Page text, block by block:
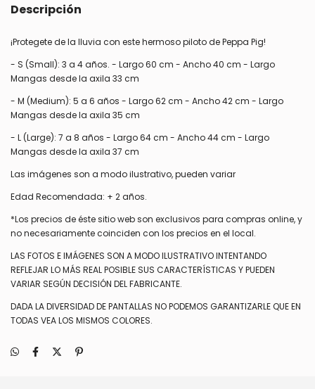
Descripción
¡Protegete de la lluvia con este hermoso piloto de Peppa Pig!
- S (Small): 3 a 4 años. - Largo 60 cm - Ancho 40 cm - Largo
Mangas desde la axila 33 cm
- M (Medium): 5 a 6 años - Largo 62 cm - Ancho 42 cm - Largo
Mangas desde la axila 35 cm
- L (Large): 7 a 8 años - Largo 64 cm - Ancho 44 cm - Largo
Mangas desde la axila 37 cm
Las imágenes son a modo ilustrativo, pueden variar
Edad Recomendada: + 2 años.
*Los precios de éste sitio web son exclusivos para compras online, y
no necesariamente coinciden con los precios en el local.
LAS FOTOS E IMÁGENES SON A MODO ILUSTRATIVO INTENTANDO
REFLEJAR LO MÁS REAL POSIBLE SUS CARACTERÍSTICAS Y PUEDEN
VARIAR SEGÚN DECISIÓN DEL FABRICANTE.
DADA LA DIVERSIDAD DE PANTALLAS NO PODEMOS GARANTIZARLE QUE EN
TODAS VEA LOS MISMOS COLORES.